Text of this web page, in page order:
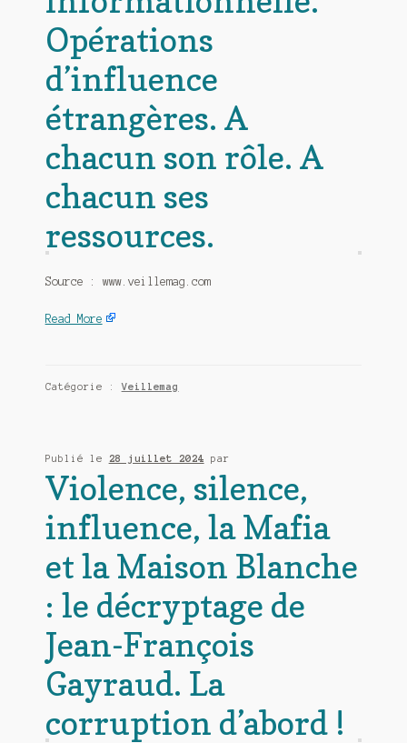
Opérations
d’influence
étrangères. A
chacun son rôle. A
chacun ses
ressources.
Source : www.veillemag.com
Read More
Catégorie :Veillemag
Publié le 28 juillet 2024 par
Violence, silence,
influence, la Mafia
et la Maison Blanche
: le décryptage de
Jean-François
Gayraud. La
corruption d’abord !